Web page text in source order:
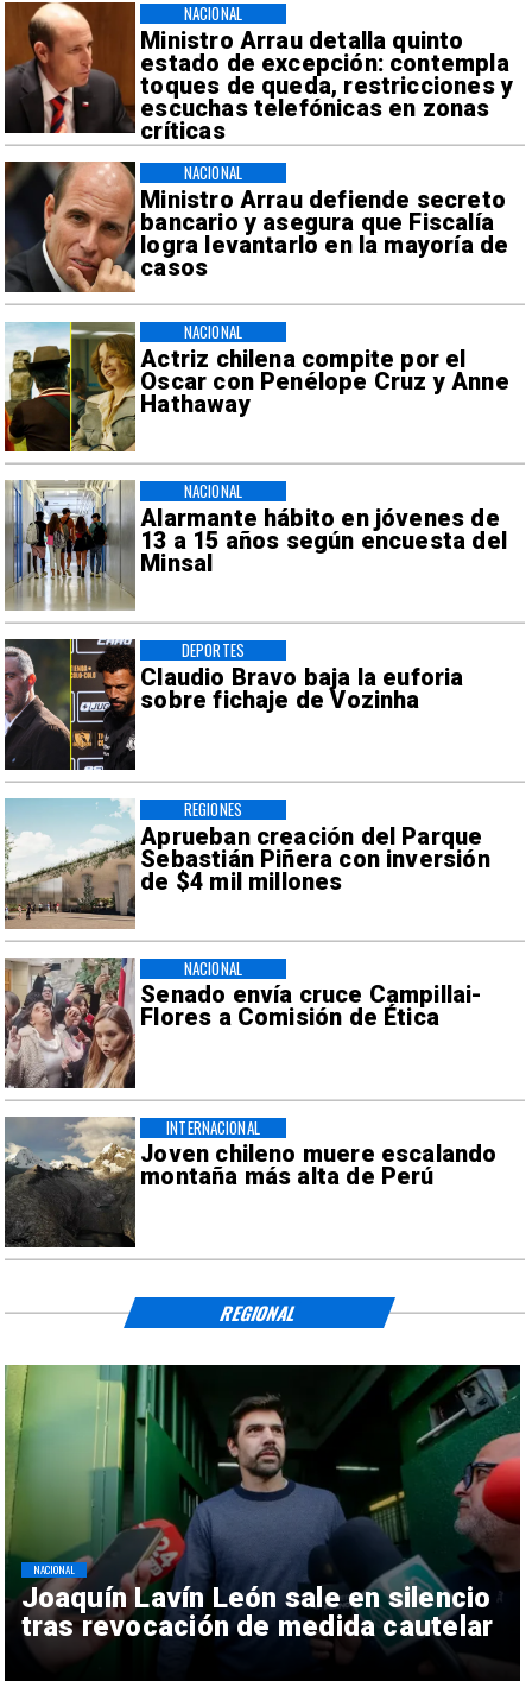
Ministro Arrau detalla quinto
estado de excepción: contempla
toques de queda, restricciones y
escuchas telefónicas en zonas
críticas
NACIONAL
Ministro Arrau defiende secreto
bancario y asegura que Fiscalía
logra levantarlo en la mayoría de
casos
NACIONAL
Actriz chilena compite por el
Oscar con Penélope Cruz y Anne
Hathaway
NACIONAL
Alarmante hábito en jóvenes de
13 a 15 años según encuesta del
Minsal
NACIONAL
Claudio Bravo baja la euforia
sobre fichaje de Vozinha
DEPORTES
Aprueban creación del Parque
Sebastián Piñera con inversión
de $4 mil millones
REGIONES
Senado envía cruce Campillai-
Flores a Comisión de Ética
NACIONAL
Joven chileno muere escalando
montaña más alta de Perú
INTERNACIONAL
Joaquín Lavín León sale en silencio
tras revocación de medida cautelar
NACIONAL
REGIONAL